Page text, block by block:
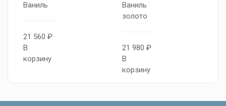
Ваниль
21 560 ₽
В
корзину
Ваниль
золото
21 980 ₽
В
корзину